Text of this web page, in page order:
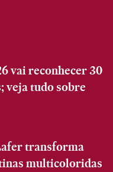
vai reconhecer 30
veja tudo sobre
transforma
multicoloridas